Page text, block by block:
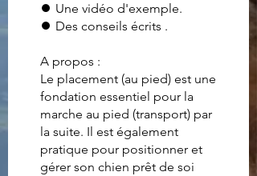
⏺ Une vidéo d'exemple.
⏺ Des conseils écrits .
A propos :
Le placement (au pied) est une
fondation essentiel pour la
marche au pied (transport) par
la suite. Il est également
pratique pour positionner et
gérer son chien prêt de soi